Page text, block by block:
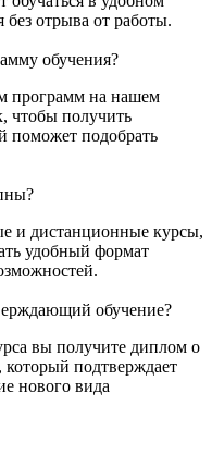
отрыва от работы.
обучения?
программ на нашем
чтобы получить
поможет подобрать
и дистанционные курсы,
удобный формат
обучение?
вы получите диплом о
который подтверждает
нового вида